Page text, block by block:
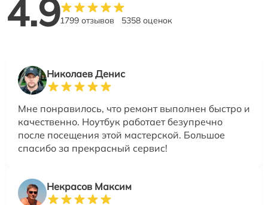
4.91799 отзывов 5358 оценок
Николаев Денис
Мне понравилось, что ремонт выполнен быстро и
качественно. Ноутбук работает безупречно
после посещения этой мастерской. Большое
спасибо за прекрасный сервис!
Некрасов Максим